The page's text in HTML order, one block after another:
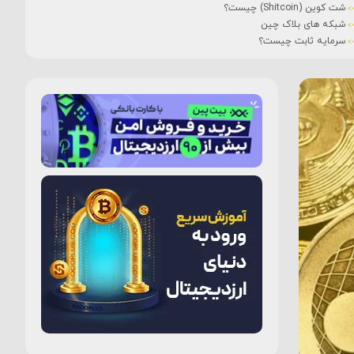
شت کوین (Shitcoin) چیست؟
شبکه های بلاک چین
سرمایه ثابت چیست؟